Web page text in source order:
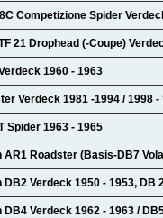
Competizione Spider
21 Drophead (-Coupe)
1960 - 1963
Verdeck 1981 -1994 / 1998 -
Spider 1963 - 1965
AR1 Roadster (Basis-DB7
Verdeck 1950 - 1953, DB
Verdeck 1962 - 1963 /